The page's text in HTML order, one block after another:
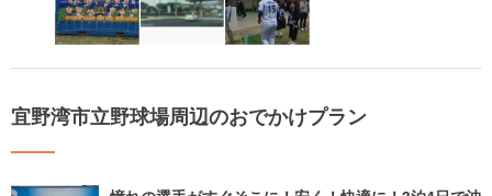
宜野湾市立野球場周辺のおでかけプラン